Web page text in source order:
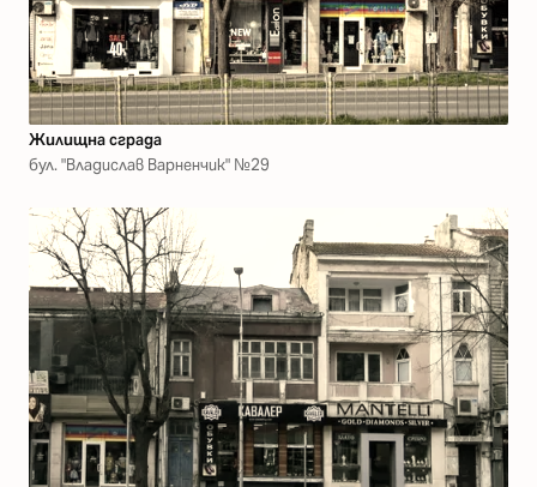
Жилищна сграда
бул. "Владислав Варненчик" №29